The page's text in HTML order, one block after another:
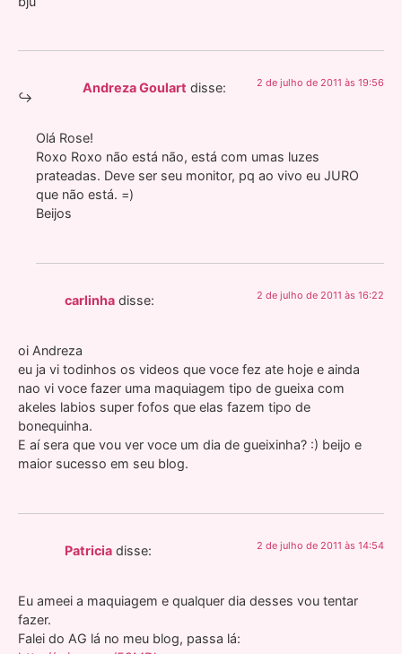
Andreza Goulart disse: 2 de julho de 2011 às 19:56
Olá Rose!
Roxo Roxo não está não, está com umas luzes
prateadas. Deve ser seu monitor, pq ao vivo eu JURO
que não está. =)
Beijos
carlinha disse: 2 de julho de 2011 às 16:22
oi Andreza
eu ja vi todinhos os videos que voce fez ate hoje e ainda
nao vi voce fazer uma maquiagem tipo de gueixa com
akeles labios super fofos que elas fazem tipo de
bonequinha.
E aí sera que vou ver voce um dia de gueixinha? :) beijo e
maior sucesso em seu blog.
Patricia disse: 2 de julho de 2011 às 14:54
Eu ameei a maquiagem e qualquer dia desses vou tentar
fazer.
Falei do AG lá no meu blog, passa lá: